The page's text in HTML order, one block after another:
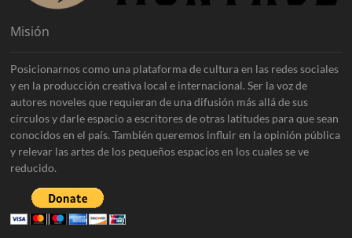
Misión
Posicionarnos como una plataforma de cultura en las redes sociales
y en la producción creativa local e internacional. Ser la voz de
autores noveles que requieran de una difusión más allá de sus
círculos y darle espacio a escritores de otras latitudes para que sean
conocidos en el país. También queremos influir en la opinión pública
y relevar las artes de los pequeños espacios en los cuales se ve
reducido.